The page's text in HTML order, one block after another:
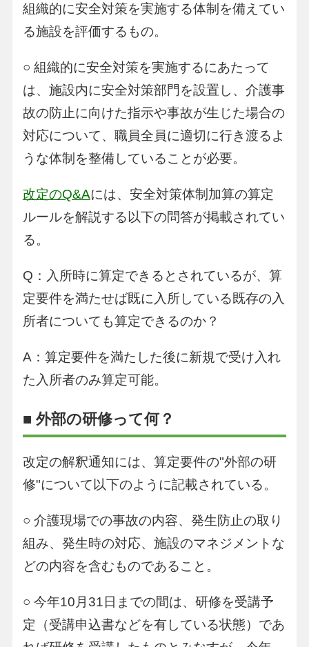
組織的に安全対策を実施する体制を備えてい
る施設を評価するもの。
○ 組織的に安全対策を実施するにあたって
は、施設内に安全対策部門を設置し、介護事
故の防止に向けた指示や事故が生じた場合の
対応について、職員全員に適切に行き渡るよ
うな体制を整備していることが必要。
改定のQ&Aには、安全対策体制加算の算定
ルールを解説する以下の問答が掲載されてい
る。
Q：入所時に算定できるとされているが、算
定要件を満たせば既に入所している既存の入
所者についても算定できるのか？
A：算定要件を満たした後に新規で受け入れ
た入所者のみ算定可能。
■ 外部の研修って何？
改定の解釈通知には、算定要件の"外部の研
修"について以下のように記載されている。
○ 介護現場での事故の内容、発生防止の取り
組み、発生時の対応、施設のマネジメントな
どの内容を含むものであること。
○ 今年10月31日までの間は、研修を受講予
定（受講申込書などを有している状態）であ